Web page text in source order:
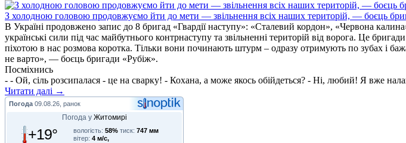
З холодною головою продовжуємо йти до мети — звільнення всіх наших територій, — боєць
В Україні продовжено запис до 8 бригад «Гвардії наступу»: «Сталевий кордон», «Червона
українські сили під час майбутнього контрнаступу та звільненні територій від ворога. Це
піхотою в нас розмова коротка. Тільки вони починають штурм – одразу отримують по зубах і
не варто», — боєць бригади «Рубіж».
Посміхнись
- - Ой, сіль розсипалася - це на сварку! - Кохана, а може якось обійдеться? - Ні, любий! Я вже
Читати далі →
Погода 09.08.26, ранок
Погода у Житомирі
+19° вологість: 58% тиск: 747 мм
вітер: 4 м/с,